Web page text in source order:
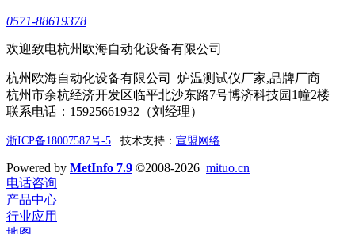
0571-88619378
欢迎致电杭州欧海自动化设备有限公司
杭州欧海自动化设备有限公司 炉温测试仪厂家,品牌厂商
杭州市余杭经济开发区临平北沙东路7号博济科技园1幢2楼
联系电话：15925661932（刘经理）
浙ICP备18007587号-5 技术支持： 宣盟网络
Powered by MetInfo 7.9 ©2008-2026 mituo.cn
电话咨询
产品中心
行业应用